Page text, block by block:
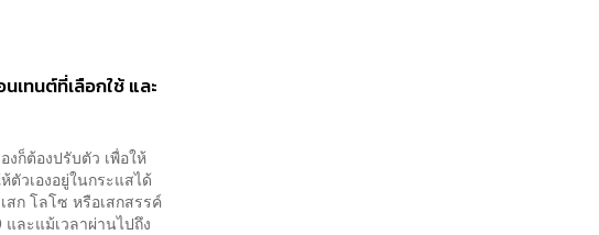
นเทนต์ที่เลือกใช้ และ
งก็ต้องปรับตัว เพื่อให้
ตัวเองอยู่ในกระแสได้
ก โลโซ หรือเสกสรรค์
ละแม้เวลาผ่านไปถึง